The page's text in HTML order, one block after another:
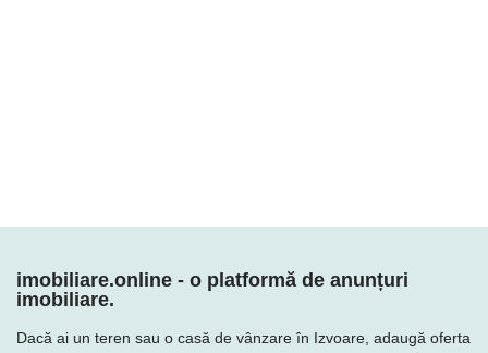
imobiliare.online - o platformă de anunțuri
imobiliare.
Dacă ai un teren sau o casă de vânzare în Izvoare, adaugă oferta